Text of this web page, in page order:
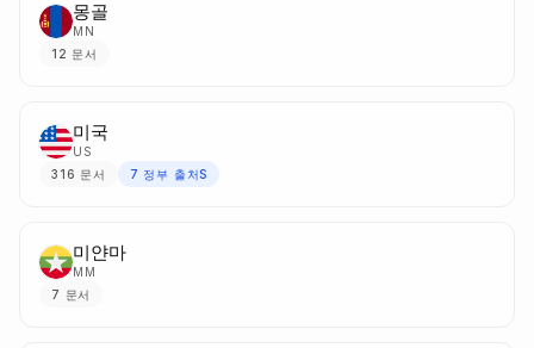
몽골
MN
12 문서
미국
US
316 문서 7 정부 출처S
미얀마
MM
7 문서